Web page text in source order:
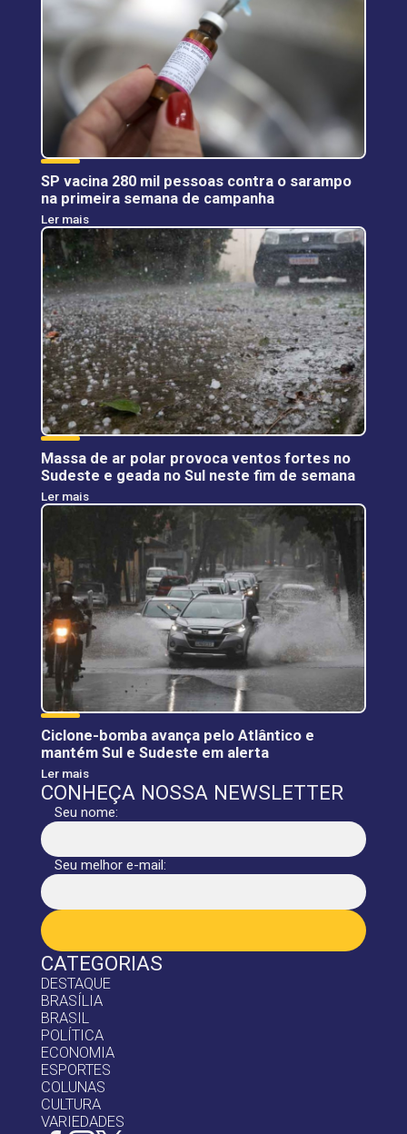
CATEGORIAS
DESTAQUE
BRASÍLIA
BRASIL
POLÍTICA
ECONOMIA
ESPORTES
COLUNAS
CULTURA
VARIEDADES
SP vacina 280 mil pessoas contra o sarampo
na primeira semana de campanha
Ler mais
Massa de ar polar provoca ventos fortes no
Sudeste e geada no Sul neste fim de semana
Ler mais
Ciclone-bomba avança pelo Atlântico e
mantém Sul e Sudeste em alerta
Ler mais
CONHEÇA NOSSA NEWSLETTER
Seu nome:
Seu melhor e-mail: